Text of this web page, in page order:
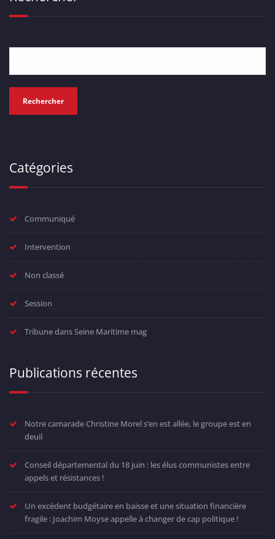
Rechercher
Catégories
Communiqué
Intervention
Non classé
Session
Tribune dans Seine Maritime mag
Publications récentes
Notre camarade Christine Morel s’en est allée, le groupe est en
deuil
Conseil départemental du 18 juin : les élus communistes entre
appels et résistances !
Un excédent budgétaire en baisse et une situation financière
fragile : Joachim Moyse appelle à changer de cap politique !